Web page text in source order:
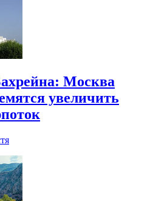
Москва
увеличить